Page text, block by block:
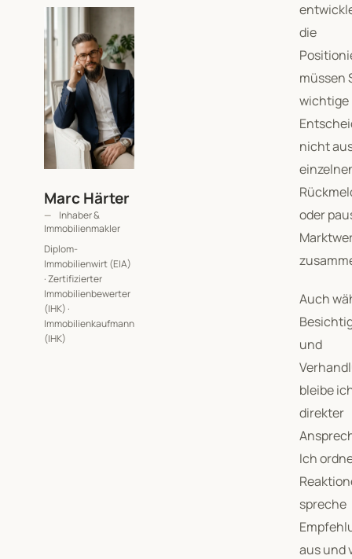
Marc Härter
Inhaber &
Immobilienmakler
Diplom-
Immobilienwirt (EIA)
· Zertifizierter
Immobilienbewerter
(IHK) ·
Immobilienkaufmann
(IHK)
die
müssen
wichtige
nicht
oder
Auch
und
bleibe
direkter
Ich
spreche
aus und